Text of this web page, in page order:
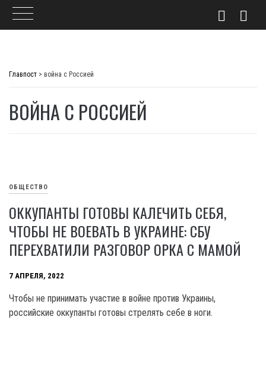
Главпост > война с Россией
ВОЙНА С РОССИЕЙ
ОБЩЕСТВО
ОККУПАНТЫ ГОТОВЫ КАЛЕЧИТЬ СЕБЯ,
ЧТОБЫ НЕ ВОЕВАТЬ В УКРАИНЕ: СБУ
ПЕРЕХВАТИЛИ РАЗГОВОР ОРКА С МАМОЙ
7 АПРЕЛЯ, 2022
Чтобы не принимать участие в войне против Украины,
российские оккупанты готовы стрелять себе в ноги.